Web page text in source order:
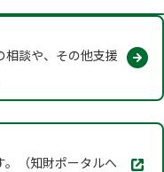
相談や、その他支援
。（知財ポータルへ
別